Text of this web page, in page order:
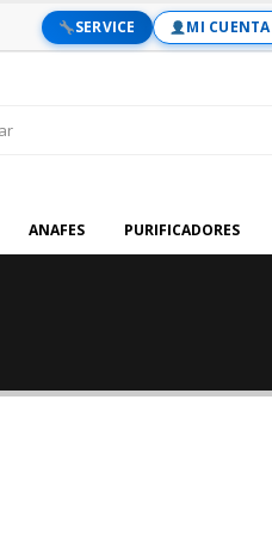
SERVICE MI CUENTA
ANAFES PURIFICADORES